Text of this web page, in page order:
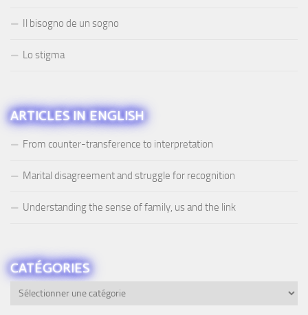
Il bisogno de un sogno
Lo stigma
ARTICLES IN ENGLISH
From counter-transference to interpretation
Marital disagreement and struggle for recognition
Understanding the sense of family, us and the link
CATÉGORIES
Catégories